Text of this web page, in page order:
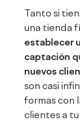
Tanto si
una tienda
establecer
captación
nuevos
son casi
formas con
clientes a